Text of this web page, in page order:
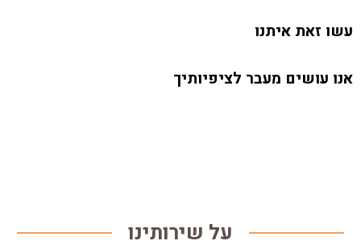
עשו זאת איתנו
אנו עושים מעבר לציפיותיך
על שירותינו